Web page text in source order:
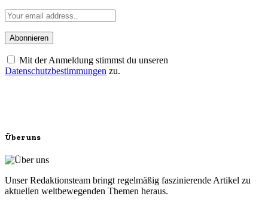
Mit der Anmeldung stimmst du unseren
Datenschutzbestimmungen zu.
Über uns
Unser Redaktionsteam bringt regelmäßig faszinierende Artikel zu
aktuellen weltbewegenden Themen heraus.